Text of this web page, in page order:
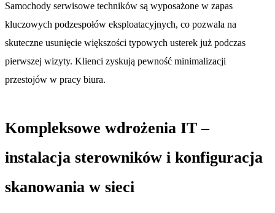
Samochody serwisowe techników są wyposażone w zapas
kluczowych podzespołów eksploatacyjnych, co pozwala na
skuteczne usunięcie większości typowych usterek już podczas
pierwszej wizyty. Klienci zyskują pewność minimalizacji
przestojów w pracy biura.
Kompleksowe wdrożenia IT –
instalacja sterowników i konfiguracja
skanowania w sieci